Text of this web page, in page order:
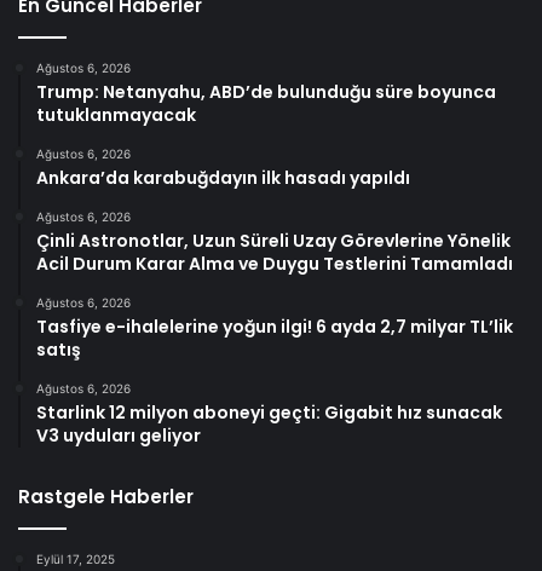
En Güncel Haberler
Ağustos 6, 2026
Trump: Netanyahu, ABD’de bulunduğu süre boyunca
tutuklanmayacak
Ağustos 6, 2026
Ankara’da karabuğdayın ilk hasadı yapıldı
Ağustos 6, 2026
Çinli Astronotlar, Uzun Süreli Uzay Görevlerine Yönelik
Acil Durum Karar Alma ve Duygu Testlerini Tamamladı
Ağustos 6, 2026
Tasfiye e-ihalelerine yoğun ilgi! 6 ayda 2,7 milyar TL’lik
satış
Ağustos 6, 2026
Starlink 12 milyon aboneyi geçti: Gigabit hız sunacak
V3 uyduları geliyor
Rastgele Haberler
Eylül 17, 2025